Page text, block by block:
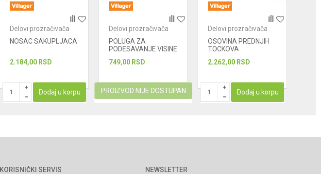
Delovi prozračivača
NOSAC SAKUPLJACA
2.184,00 RSD
Dodaj u korpu
Delovi prozračivača
POLUGA ZA
PODESAVANJE VISINE
749,00 RSD
PROIZVOD NIJE DOSTUPAN
Delovi prozračivača
OSOVINA PREDNJIH
TOCKOVA
2.262,00 RSD
Dodaj u korpu
KORISNIČKI SERVIS
NEWSLETTER